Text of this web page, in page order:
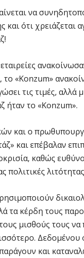
να
ότι χρειάζεται
το «Konzum»
τις τιμές, αλλά
ήταν το «Konzum».
και ο
και επέβαλαν
καθώς
πολιτικές
τα κέρδη τους
μισθούς τους
και